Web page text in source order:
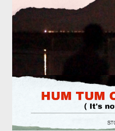
के बर्थडे पर उसके बर्थडे का सबसे
का जिक्र तो हुआ ही नहीं, अब होगा शाम
निशी को 8:00 बजे हॉस्टल भी तो
अक्सर बहुत खूबसूरत होती है कि जिंदगी